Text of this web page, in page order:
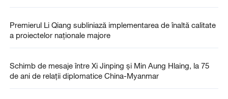
Premierul Li Qiang subliniază implementarea de înaltă calitate
a proiectelor naționale majore
Schimb de mesaje între Xi Jinping și Min Aung Hlaing, la 75
de ani de relații diplomatice China-Myanmar